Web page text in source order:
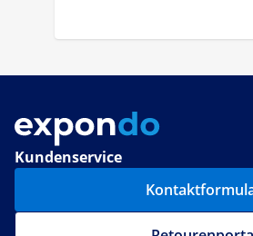
Kundenservice